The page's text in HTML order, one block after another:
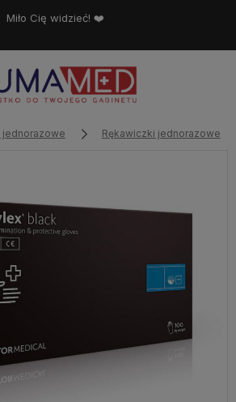
Miło Cię widzieć! ❤️
jednorazowe Rękawiczki jednorazowe